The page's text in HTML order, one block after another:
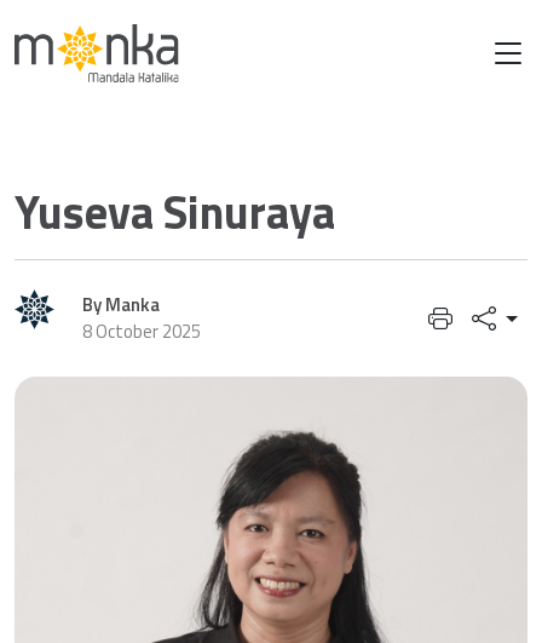
Yuseva Sinuraya
By Manka
8 October 2025